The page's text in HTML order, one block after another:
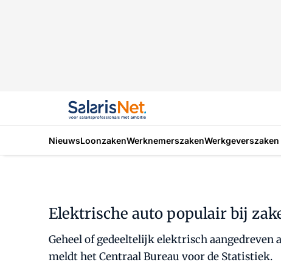
NieuwsLoonzakenWerknemerszakenWerkgeverszaken
Elektrische auto populair bij
Geheel of gedeeltelijk elektrisch
meldt het Centraal Bureau voor de Statistiek.